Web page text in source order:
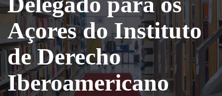
Açores do Instituto
de Derecho
Iberoamericano